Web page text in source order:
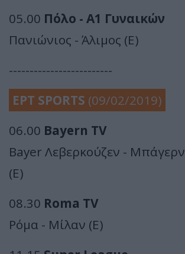
05.00 Πόλο - Α1 Γυναικών
Πανιώνιος - Άλιμος (E)
-------------------------
ΕΡΤ SPORTS (09/02/2019)
06.00 Bayern TV
Bayer Λεβερκούζεν -
(Ε)
08.30 Roma TV
Ρόμα - Μίλαν (Ε)